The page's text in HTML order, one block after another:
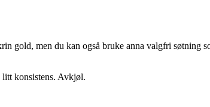
gold, men du kan også bruke anna valgfri søtning
litt konsistens. Avkjøl.